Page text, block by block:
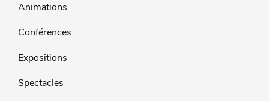
Animations
Conférences
Expositions
Spectacles